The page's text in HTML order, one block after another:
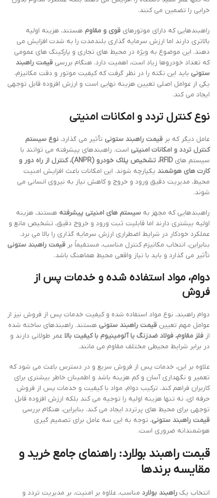
خرابی را تضمین می کنند.
راهبندهایی که دارای موتورهای قوی و مقاوم هستند، هزینه اولیه
بالاتری دارند اما ارزش سرمایه گذاری بلندمدت را به شدت افزایش می
دهند. این موضوع به ویژه در محیط های تجاری و پارکینگ های عمومی
که تعداد خودروها زیاد است، اهمیت دارد. هنگام بررسی قیمت راهبند
ستونی باید این نکته را در نظر گرفت که کیفیت موتور و دقت مکانیزم،
یکی از عوامل اصلی تعیین هزینه نهایی است و ارزش افزوده قابل توجهی
ایجاد می کند.
نوع کنترل تردد و امکانات امنیتی
عامل دیگر که بر قیمت راهبند ستونی تأثیر می گذارد، نوع سیستم
کنترل تردد و امکانات امنیتی است. راهبندهای پیشرفته می توانند با
سیستم های
RFID، تشخیص پلاک خودرو (ANPR)، کنترل از راه دور و
کارت های هوشمند یکپارچه شوند. این امکانات باعث افزایش امنیت
محیط، مدیریت دقیق ورود و خروج و کاهش نیاز به نیروی انسانی می
شوند.
راهبندهایی که مجهز به سیستم های امنیتی پیشرفته هستند، هزینه
اولیه بیشتری دارند اما قابلیت ثبت ورود و خروج دقیق، تشخیص مانع و
عملکرد خودکار در شرایط اضطراری ارزش سرمایه گذاری را بالا می برد.
بنابراین، انتخاب مکانیزم کنترل مناسب، مستقیماً بر قیمت راهبند ستونی
تأثیر می گذارد و باید با نیاز واقعی محیط هماهنگ باشد.
دوام، مواد استفاده شده و خدمات پس از
فروش
دوام راهبند، نوع مواد استفاده شده و کیفیت خدمات پس از فروش نیز از
عوامل مهم تعیین قیمت راهبند ستونی هستند. راهبندهای ساخته شده
از فلز مقاوم، فولاد ضدزنگ یا آلومینیوم با کیفیت بالا عمر طولانی دارند و
در برابر شرایط محیطی مختلف مقاوم می مانند.
علاوه بر این، خدمات پس از فروش سریع و در دسترس باعث می شود که
تعمیر و نگهداری آسان و کم هزینه باشد و اطمینان خاطر بیشتری برای
کاربران فراهم کند. ترکیب دوام، مواد با کیفیت و خدمات پس از فروش
حرفه ای، نه تنها هزینه اولیه را توجیه می کند بلکه ارزش افزوده قابل
توجهی برای محیط های پرتردد ایجاد می کند. بنابراین، هنگام بررسی
قیمت راهبند ستونی، توجه به این سه عامل برای تصمیم گیری
هوشمندانه ضروری است.
قیمت راهبند بولارد: راهنمای جامع خرید و
مقایسه برندها
انتخاب یک راهبند بولارد مناسب، علاوه بر امنیت، بر مدیریت تردد و